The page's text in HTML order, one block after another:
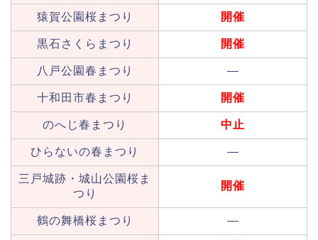
猿賀公園桜まつり 開催
黒石さくらまつり 開催
八戸公園春まつり —
十和田市春まつり 開催
のへじ春まつり 中止
ひらないの春まつり —
三戸城跡・城山公園桜ま
つり
開催
鶴の舞橋桜まつり —